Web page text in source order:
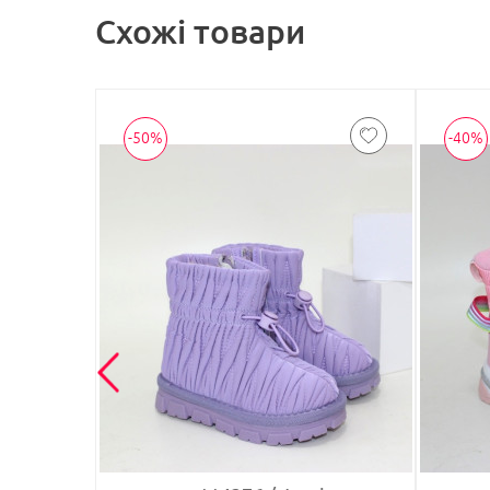
Схожі товари
-50% -40%